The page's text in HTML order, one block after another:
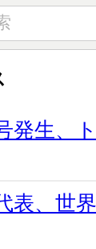
発生、
表、世